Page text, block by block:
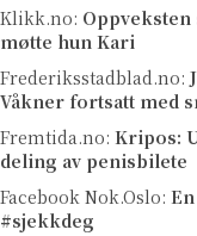
Klikk.no: Oppveksten
møtte hun Kari
Frederiksstadblad.no:
Våkner fortsatt med
Fremtida.no: Kripos:
deling av penisbilete
Facebook Nok.Oslo:
#sjekkdeg